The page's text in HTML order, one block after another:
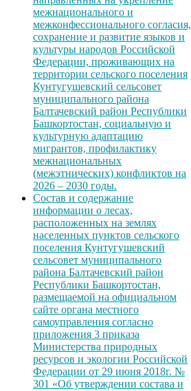
межнационального и
межконфессионального согласия,
сохранение и развитие языков и
культуры народов Российской
Федерации, проживающих на
территории сельского поселения
Кунтугушевский сельсовет
муниципального района
Балтачевский район Республики
Башкортостан, социальную и
культурную адаптацию
мигрантов, профилактику
межнациональных
(межэтнических) конфликтов на
2026 – 2030 годы.
Состав и содержание
информации о лесах,
расположенных на землях
населенных пунктов сельского
поселения Кунтугушевский
сельсовет муниципального
района Балтачевский район
Республики Башкортостан,
размещаемой на официальном
сайте органа местного
самоуправления согласно
приложения 3 приказа
Министерства природных
ресурсов и экологии Российской
Федерации от 29 июня 2018г. №
301 «Об утверждении состава и